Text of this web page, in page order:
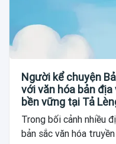
Người kể chuyện
với văn hóa bản
bền vững tại Tả
Trong bối cảnh nhiều
bản sắc văn hóa